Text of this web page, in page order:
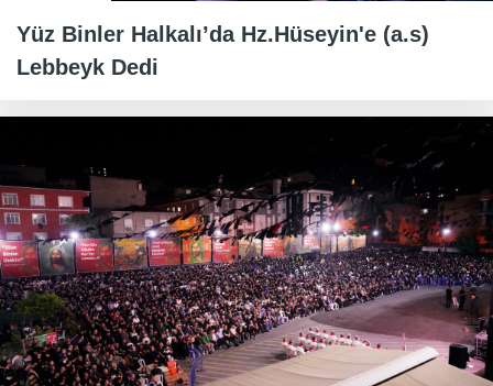
Yüz Binler Halkalı’da Hz.Hüseyin'e (a.s)
Lebbeyk Dedi